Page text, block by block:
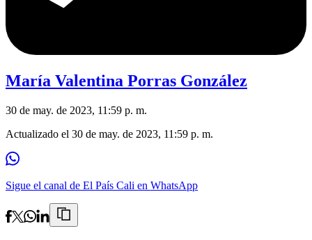
María Valentina Porras González
30 de may. de 2023, 11:59 p. m.
Actualizado el 30 de may. de 2023, 11:59 p. m.
Sigue el canal de El País Cali en WhatsApp